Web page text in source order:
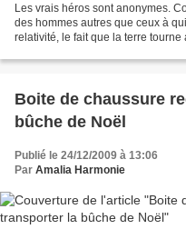
Les vrais héros sont anonymes.
des hommes autres que ceux à
relativité, le fait que la terre tourne
Boite de chaussure
bûche de Noël
Publié le 24/12/2009 à 13:06
Par Amalia Harmonie